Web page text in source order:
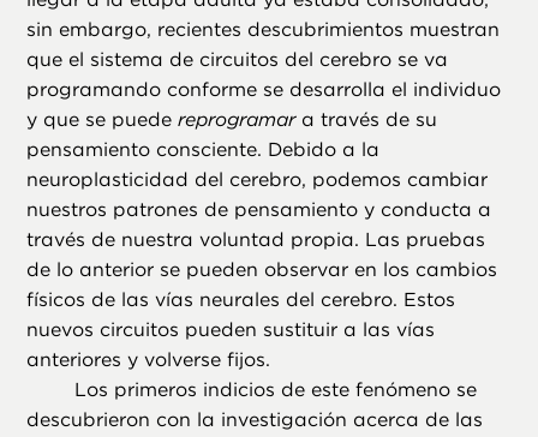
sin embargo, recientes descubrimientos muestran
que el sistema de circuitos del cerebro se va
programando conforme se desarrolla el individuo
y que se puedereprogramara través de su
pensamiento consciente. Debido a la
neuroplasticidad del cerebro, podemos cambiar
nuestros patrones de pensamiento y conducta a
través de nuestra voluntad propia. Las pruebas
de lo anterior se pueden observar en los cambios
físicos de las vías neurales del cerebro. Estos
nuevos circuitos pueden sustituir a las vías
anteriores y volverse fijos.
Los primeros indicios de este fenómeno se
descubrieron con la investigación acerca de las